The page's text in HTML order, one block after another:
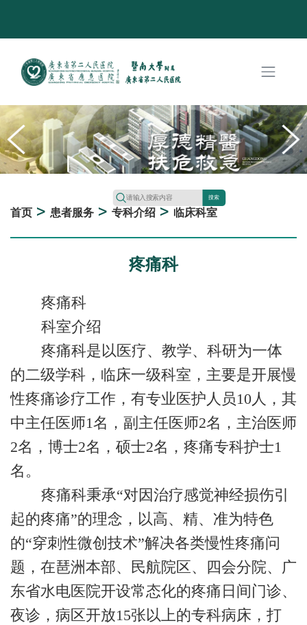
搜索
首页 > 患者服务 > 专科介绍 >临床科室
疼痛科
疼痛科
科室介绍
疼痛科是以医疗、教学、科研为一体
的二级学科，临床一级科室，主要是开展慢
性疼痛诊疗工作，有专业医护人员10人，其
中主任医师1名，副主任医师2名，主治医师
2名，博士2名，硕士2名，疼痛专科护士1
名。
疼痛科秉承“对因治疗感觉神经损伤引
起的疼痛”的理念，以高、精、准为特色
的“穿刺性微创技术”解决各类慢性疼痛问
题，在琶洲本部、民航院区、四会分院、广
东省水电医院开设常态化的疼痛日间门诊、
夜诊，病区开放15张以上的专科病床，打